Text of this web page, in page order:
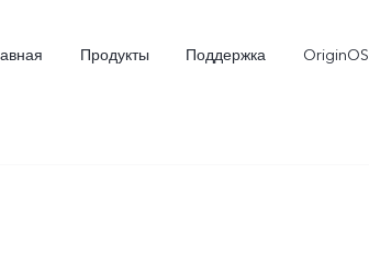
Продукты Поддержка OriginOS